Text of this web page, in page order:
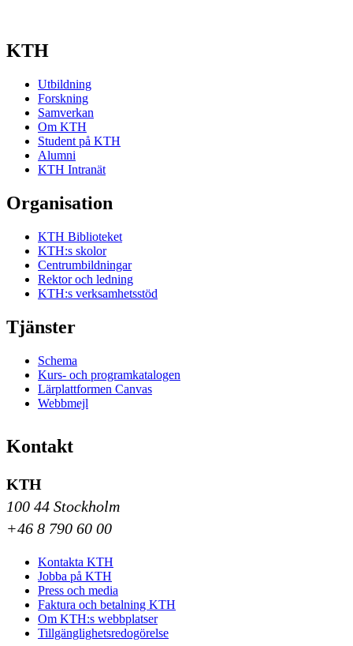
KTH
Utbildning
Forskning
Samverkan
Om KTH
Student på KTH
Alumni
KTH Intranät
Organisation
KTH Biblioteket
KTH:s skolor
Centrumbildningar
Rektor och ledning
KTH:s verksamhetsstöd
Tjänster
Schema
Kurs- och programkatalogen
Lärplattformen Canvas
Webbmejl
Kontakt
KTH
100 44 Stockholm
+46 8 790 60 00
Kontakta KTH
Jobba på KTH
Press och media
Faktura och betalning KTH
Om KTH:s webbplatser
Tillgänglighetsredogörelse